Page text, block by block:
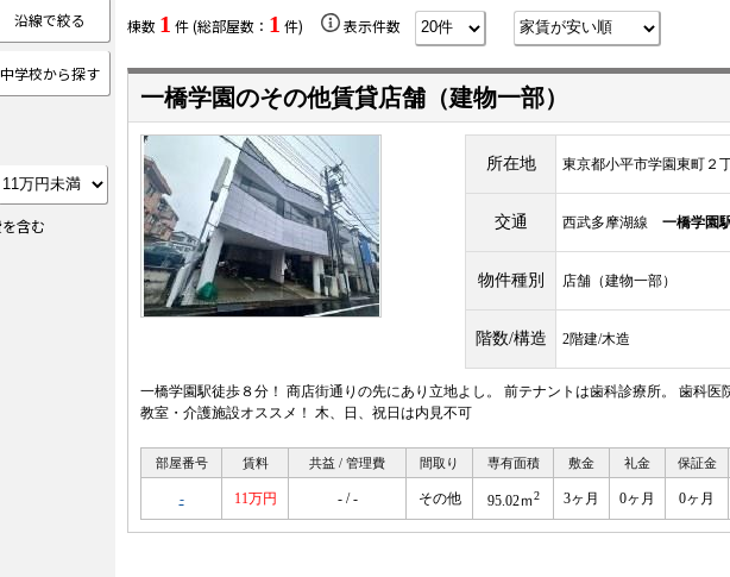
棟数 1 件 (総部屋数： 1 件) 表示件数
一橋学園のその他賃貸店舗（建物一部）
所在地 東京都小平市学園東町２
交通 西武多摩湖線 一橋学園
物件種別 店舗（建物一部）
階数/構造 2階建/木造
一橋学園駅徒歩８分！ 商店街通りの先にあり立地よし。 前テナントは歯科診療所。 歯科医
教室・介護施設オススメ！ 木、日、祝日は内見不可
部屋番号 賃料 共益 / 管理費 間取り 専有面積 敷金 礼金 保証金
- 11万円 - / - その他 95.02ｍ2 3ヶ月 0ヶ月 0ヶ月
沿線で絞る
中学校から探す
含む